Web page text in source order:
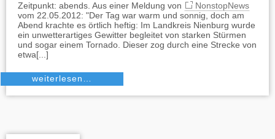
Zeitpunkt: abends. Aus einer Meldung von
NonstopNews
vom 22.05.2012: "Der Tag war warm und sonnig, doch am
Abend krachte es örtlich heftig: Im Landkreis Nienburg wurde
ein unwetterartiges Gewitter begleitet von starken Stürmen
und sogar einem Tornado. Dieser zog durch eine Strecke von
etwa[...]
weiterlesen…